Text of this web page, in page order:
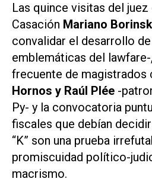
Las quince visitas del juez
Casación Mariano
convalidar el desarrollo
emblemáticas del
frecuente de magistrados
Hornos y Raúl Plée -
Py- y la convocatoria
fiscales que debían
“K” son una prueba
promiscuidad político-
macrismo.